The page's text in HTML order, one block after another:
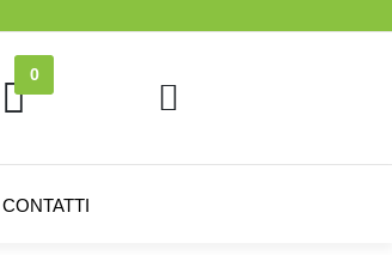
0
CONTATTI